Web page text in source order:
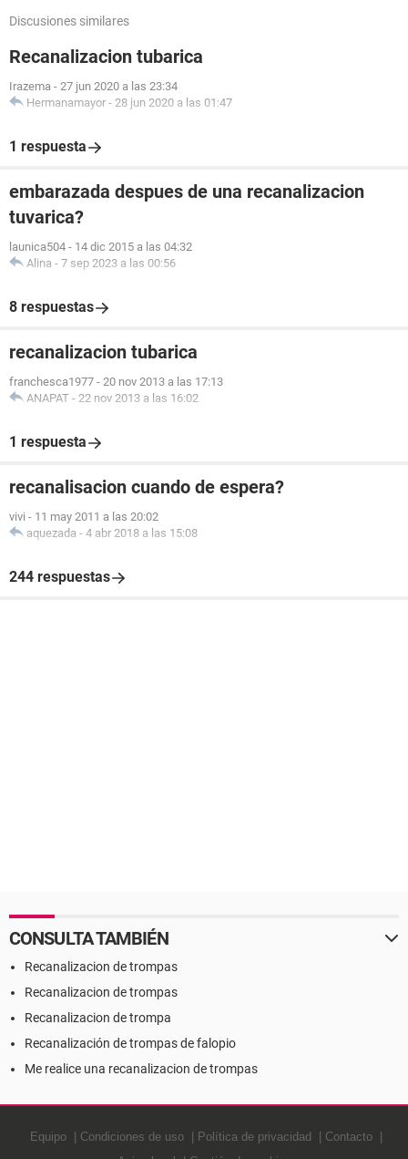
Discusiones similares
Recanalizacion tubarica
Irazema - 27 jun 2020 a las 23:34
Hermanamayor - 28 jun 2020 a las 01:47
1 respuesta
embarazada despues de una recanalizacion
tuvarica?
launica504 - 14 dic 2015 a las 04:32
Alina - 7 sep 2023 a las 00:56
8 respuestas
recanalizacion tubarica
franchesca1977 - 20 nov 2013 a las 17:13
ANAPAT - 22 nov 2013 a las 16:02
1 respuesta
recanalisacion cuando de espera?
vivi - 11 may 2011 a las 20:02
aquezada - 4 abr 2018 a las 15:08
244 respuestas
CONSULTA TAMBIÉN
Recanalizacion de trompas
Recanalizacion de trompas
Recanalizacion de trompa
Recanalización de trompas de falopio
Me realice una recanalizacion de trompas
Equipo Condiciones de uso Política de privacidad
Contacto